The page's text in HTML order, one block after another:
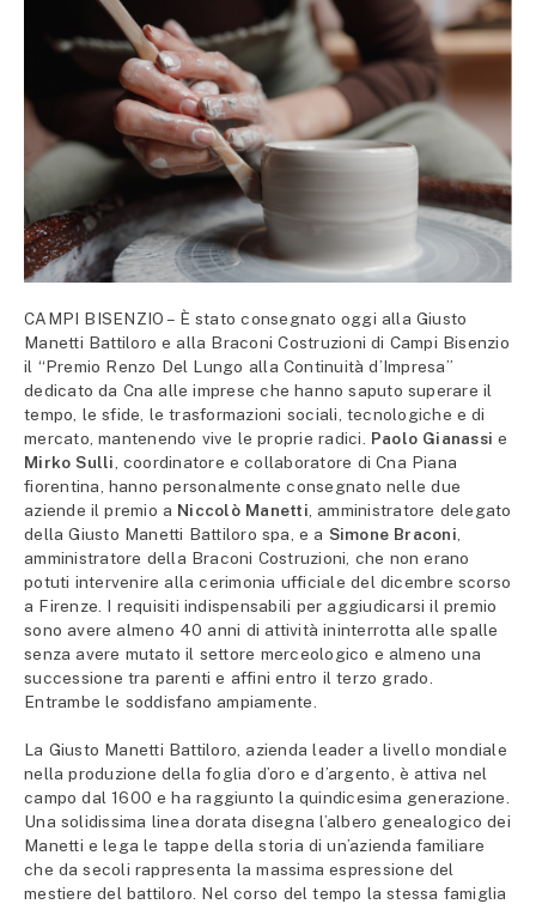
CAMPI BISENZIO – È stato consegnato oggi alla Giusto
Manetti Battiloro e alla Braconi Costruzioni di Campi Bisenzio
il “Premio Renzo Del Lungo alla Continuità d’Impresa”
dedicato da Cna alle imprese che hanno saputo superare il
tempo, le sfide, le trasformazioni sociali, tecnologiche e di
mercato, mantenendo vive le proprie radici. Paolo Gianassie
Mirko Sulli , coordinatore e collaboratore di Cna Piana
fiorentina, hanno personalmente consegnato nelle due
aziende il premio a Niccolò Manetti , amministratore delegato
della Giusto Manetti Battiloro spa, e a Simone Braconi
amministratore della Braconi Costruzioni, che non erano
potuti intervenire alla cerimonia ufficiale del dicembre scorso
a Firenze. I requisiti indispensabili per aggiudicarsi il premio
sono avere almeno 40 anni di attività ininterrotta alle spalle
senza avere mutato il settore merceologico e almeno una
successione tra parenti e affini entro il terzo grado.
Entrambe le soddisfano ampiamente.
La Giusto Manetti Battiloro, azienda leader a livello mondiale
nella produzione della foglia d’oro e d’argento, è attiva nel
campo dal 1600 e ha raggiunto la quindicesima generazione.
Una solidissima linea dorata disegna l’albero genealogico dei
Manetti e lega le tappe della storia di un’azienda familiare
che da secoli rappresenta la massima espressione del
mestiere del battiloro. Nel corso del tempo la stessa famiglia